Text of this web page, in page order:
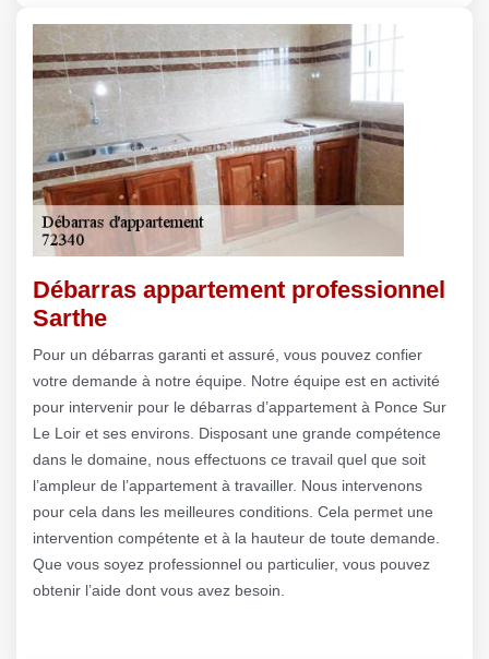
Débarras appartement professionnel
Sarthe
Pour un débarras garanti et assuré, vous pouvez confier
votre demande à notre équipe. Notre équipe est en activité
pour intervenir pour le débarras d’appartement à Ponce Sur
Le Loir et ses environs. Disposant une grande compétence
dans le domaine, nous effectuons ce travail quel que soit
l’ampleur de l’appartement à travailler. Nous intervenons
pour cela dans les meilleures conditions. Cela permet une
intervention compétente et à la hauteur de toute demande.
Que vous soyez professionnel ou particulier, vous pouvez
obtenir l’aide dont vous avez besoin.